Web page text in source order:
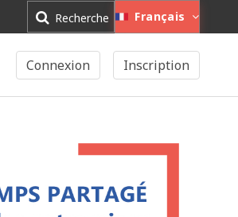
Recherche Français
Connexion Inscription